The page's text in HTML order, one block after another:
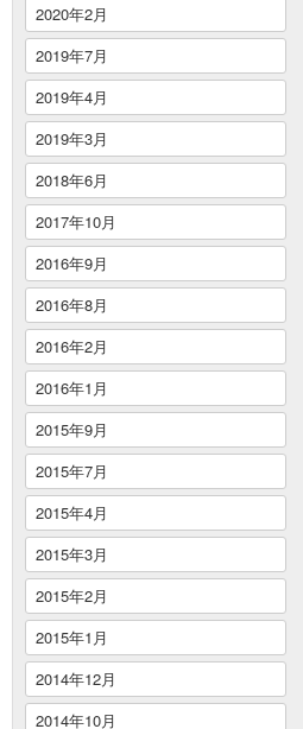
2020年2月
2019年7月
2019年4月
2019年3月
2018年6月
2017年10月
2016年9月
2016年8月
2016年2月
2016年1月
2015年9月
2015年7月
2015年4月
2015年3月
2015年2月
2015年1月
2014年12月
2014年10月